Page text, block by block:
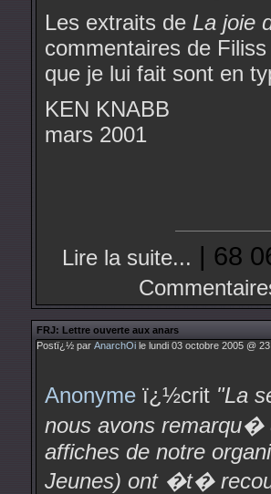
Les extraits de La joie
commentaires de
que je lui fait sont en
KEN KNABB
mars 2001
Lire la suite... | 68
FRJ: Lettre ouverte aux anars
Postï¿½ par AnarchOi le lundi 03 octobre 2005 @
Anonyme ï¿½crit "La
nous avons remarqu�
affiches de notre
Jeunes) ont �t�